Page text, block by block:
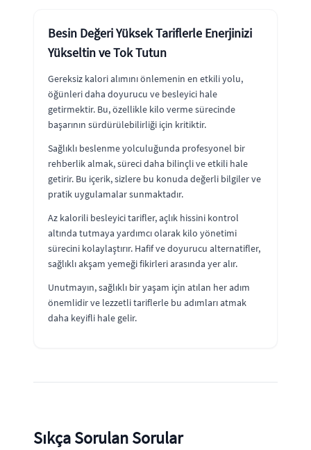
Besin Değeri Yüksek Tariflerle Enerjinizi
Yükseltin ve Tok Tutun
Gereksiz kalori alımını önlemenin en etkili yolu,
öğünleri daha doyurucu ve besleyici hale
getirmektir. Bu, özellikle kilo verme sürecinde
başarının sürdürülebilirliği için kritiktir.
Sağlıklı beslenme yolculuğunda profesyonel bir
rehberlik almak, süreci daha bilinçli ve etkili hale
getirir. Bu içerik, sizlere bu konuda değerli bilgiler ve
pratik uygulamalar sunmaktadır.
Az kalorili besleyici tarifler, açlık hissini kontrol
altında tutmaya yardımcı olarak kilo yönetimi
sürecini kolaylaştırır. Hafif ve doyurucu alternatifler,
sağlıklı akşam yemeği fikirleri arasında yer alır.
Unutmayın, sağlıklı bir yaşam için atılan her adım
önemlidir ve lezzetli tariflerle bu adımları atmak
daha keyifli hale gelir.
Sıkça Sorulan Sorular